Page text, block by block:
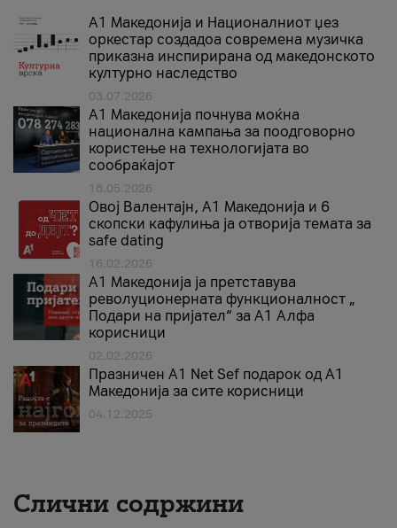
А1 Македонија и Националниот џез
оркестар создадоа современа музичка
приказна инспирирана од македонското
културно наследство
03.07.2026
A1 Македонија почнува моќна
национална кампања за поодговорно
користење на технологијата во
сообраќајот
18.05.2026
Овој Валентајн, A1 Македонија и 6
скопски кафулиња ја отворија темата за
safe dating
16.02.2026
А1 Македонија ја претставува
револуционерната функционалност „
Подари на пријател“ за А1 Алфа
корисници
02.02.2026
Празничен A1 Net Sеf подарок од А1
Македонија за сите корисници
04.12.2025
Слични содржини